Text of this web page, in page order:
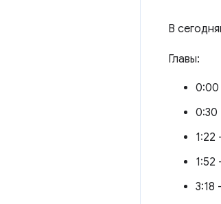
В
Главы:
0:00
0:30
1:22
1:52
3:18